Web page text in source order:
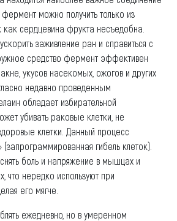
можно получить только из
сердцевина фрукта несъедобна.
заживление ран и справиться с
средство фермент эффективен
укусов насекомых, ожогов и других
недавно проведенным
обладает избирательной
убивать раковые клетки, не
клетки. Данный процесс
(запрограммированная гибель клеток).
боль и напряжение в мышцах и
что нередко используют при
его мягче.
ежедневно, но в умеренном